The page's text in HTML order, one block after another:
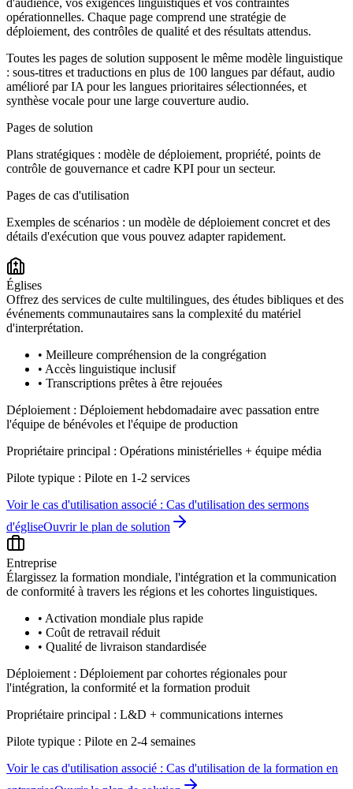
opérationnelles. Chaque page comprend une stratégie de
déploiement, des contrôles de qualité et des résultats attendus.
Toutes les pages de solution supposent le même modèle linguistique
: sous-titres et traductions en plus de 100 langues par défaut, audio
amélioré par IA pour les langues prioritaires sélectionnées, et
synthèse vocale pour une large couverture audio.
Pages de solution
Plans stratégiques : modèle de déploiement, propriété, points de
contrôle de gouvernance et cadre KPI pour un secteur.
Pages de cas d'utilisation
Exemples de scénarios : un modèle de déploiement concret et des
détails d'exécution que vous pouvez adapter rapidement.
Églises
Offrez des services de culte multilingues, des études bibliques et des
événements communautaires sans la complexité du matériel
d'interprétation.
• Meilleure compréhension de la congrégation
• Accès linguistique inclusif
• Transcriptions prêtes à être rejouées
Déploiement : Déploiement hebdomadaire avec passation entre
l'équipe de bénévoles et l'équipe de production
Propriétaire principal : Opérations ministérielles + équipe média
Pilote typique : Pilote en 1-2 services
Voir le cas d'utilisation associé : Cas d'utilisation des sermons
d'égliseOuvrir le plan de solution
Entreprise
Élargissez la formation mondiale, l'intégration et la communication
de conformité à travers les régions et les cohortes linguistiques.
• Activation mondiale plus rapide
• Coût de retravail réduit
• Qualité de livraison standardisée
Déploiement : Déploiement par cohortes régionales pour
l'intégration, la conformité et la formation produit
Propriétaire principal : L&D + communications internes
Pilote typique : Pilote en 2-4 semaines
Voir le cas d'utilisation associé : Cas d'utilisation de la formation en